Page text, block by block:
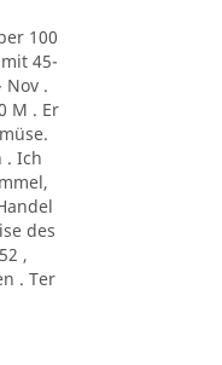
100
45-
Nov .
M . Er
. Ich
des
,
. Ter